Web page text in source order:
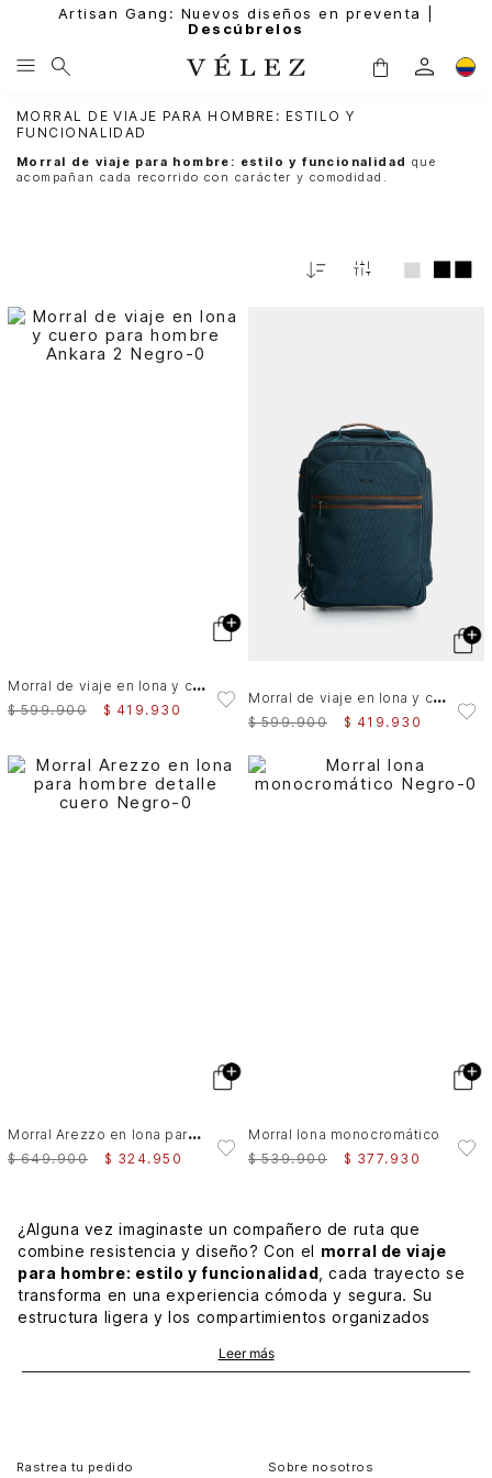
Artisan Gang: Nuevos diseños en preventa |
Descúbrelos
MORRAL DE VIAJE PARA HOMBRE: ESTILO Y
FUNCIONALIDAD
Morral de viaje para hombre: estilo y funcionalidad que
acompañan cada recorrido con carácter y comodidad.
Fecha
M
orral de viaje en lona y cuero para hombre Ankara 2
$ 599.900 $ 419 . 930
M
orral de viaje en lona y cuero para hombre Ankara 2
$ 599.900 $ 419 . 930
M
orral Arezzo en lona para hombre detalle cuero
$ 649.900 $ 324. 950
Morral lona monocromático
$ 539.900 $ 377. 930
¿Alguna vez imaginaste un compañero de ruta que
combine resistencia y diseño? Con el morral de viaje
para hombre: estilo y funcionalidad , cada trayecto se
transforma en una experiencia cómoda y segura. Su
estructura ligera y los compartimientos organizados
y detalles metálicos añaden un plus de sofisticación muy
Leer más
Rastrea tu pedido
Sobre nosotros